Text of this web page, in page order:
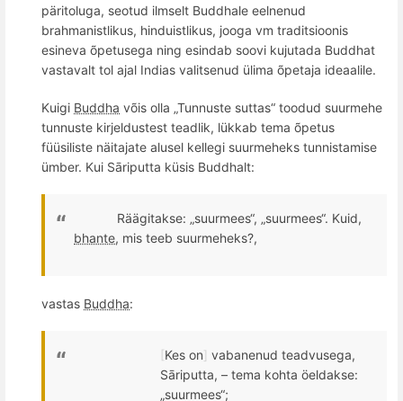
päritoluga, seotud ilmselt Buddhale eelnenud
brahmanistlikus, hinduistlikus, jooga vm traditsioonis
esineva õpetusega ning esindab soovi kujutada Buddhat
vastavalt tol ajal Indias valitsenud ülima õpetaja ideaalile.
Kuigi Buddha võis olla „Tunnuste suttas“ toodud suurmehe
tunnuste kirjeldustest teadlik, lükkab tema õpetus
füüsiliste näitajate alusel kellegi suurmeheks tunnistamise
ümber. Kui Sāriputta küsis Buddhalt:
Räägitakse: „suurmees“, „suurmees“. Kuid,
bhante, mis teeb suurmeheks?,
vastas Buddha:
Kes on] vabanenud teadvusega,
Sāriputta, – tema kohta öeldakse:
„suurmees“;